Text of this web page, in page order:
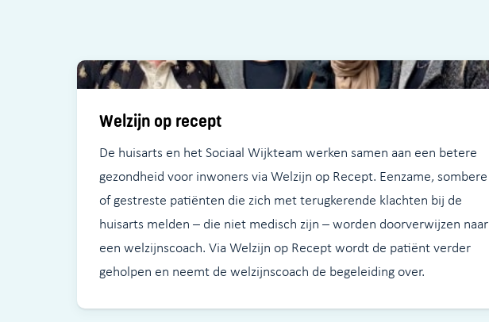
Welzijn op recept
De huisarts en het Sociaal Wijkteam werken samen aan een betere
gezondheid voor inwoners via Welzijn op Recept. Eenzame, sombere
of gestreste patiënten die zich met terugkerende klachten bij de
huisarts melden – die niet medisch zijn – worden doorverwijzen naar
een welzijnscoach. Via Welzijn op Recept wordt de patiënt verder
geholpen en neemt de welzijnscoach de begeleiding over.